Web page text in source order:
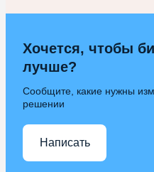
Хочется, чтобы
лучше?
Сообщите, какие нужны
решении
Написать